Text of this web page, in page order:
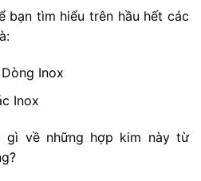
bạn tìm hiểu trên hầu hết các
Inox
Inox
gì về những hợp kim này từ